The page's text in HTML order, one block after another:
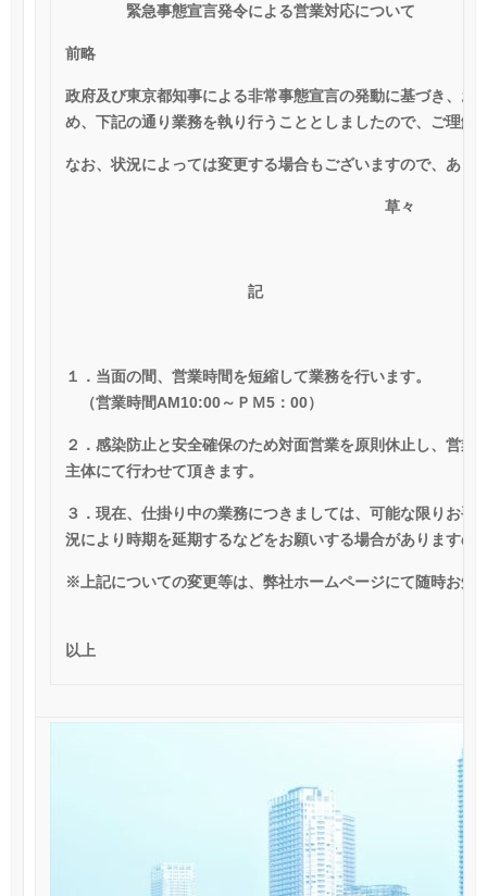
緊急事態宣言発令による営業対応について
前略
政府及び東京都知事による非常事態宣言の発動に基づき、お
め、下記の通り業務を執り行うこととしましたので、ご理解
なお、状況によっては変更する場合もございますので、あら
草々
記
１．当面の間、営業時間を短縮して業務を行います。
（営業時間AM10:00～ＰＭ5：00）
２．感染防止と安全確保のため対面営業を原則休止し、営業
主体にて行わせて頂きます。
３．現在、仕掛り中の業務につきましては、可能な限りお手
況により時期を延期するなどをお願いする場合がありますの
※上記についての変更等は、弊社ホームページにて随時お知
以上